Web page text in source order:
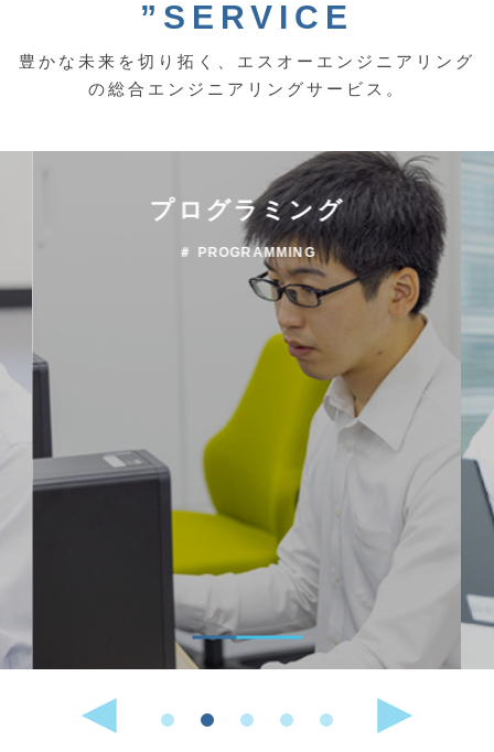
”SERVICE
豊かな未来を切り拓く、エスオーエンジニアリング
の総合エンジニアリングサービス。
プログラミング
＃ PROGRAMMING